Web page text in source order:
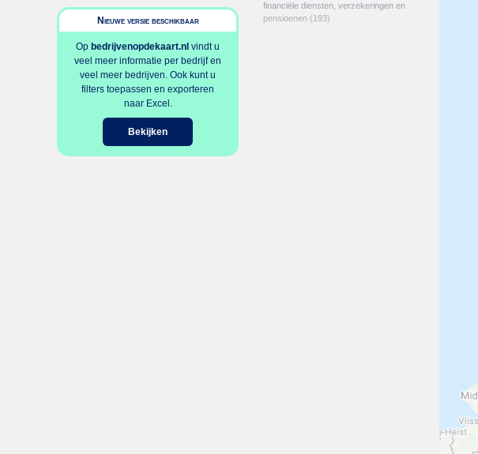
Nieuwe versie beschikbaar
Op bedrijvenopdekaart.nl vindt u
veel meer informatie per bedrijf en
veel meer bedrijven. Ook kunt u
filters toepassen en exporteren
naar Excel.
Bekijken
financiële diensten, verzekeringen en
pensioenen (193)